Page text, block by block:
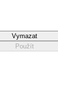
Vymazat
Použít